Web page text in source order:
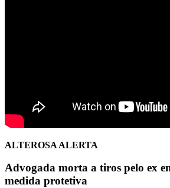
ALTEROSA ALERTA
Advogada morta a tiros pelo ex
medida protetiva